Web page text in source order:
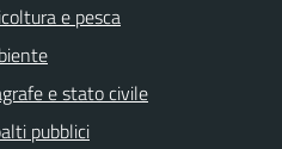
e pesca
e stato civile
pubblici